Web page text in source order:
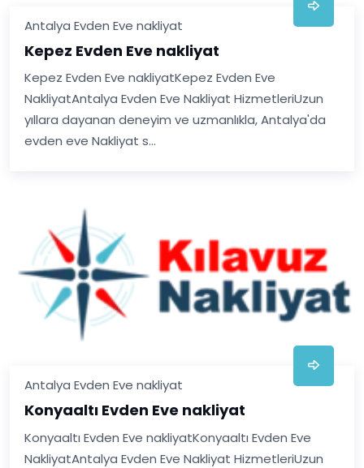
Antalya Evden Eve nakliyat
Kepez Evden Eve nakliyat
Kepez Evden Eve nakliyatKepez Evden Eve
NakliyatAntalya Evden Eve Nakliyat HizmetleriUzun
yıllara dayanan deneyim ve uzmanlıkla, Antalya'da
evden eve Nakliyat s...
Antalya Evden Eve nakliyat
Konyaaltı Evden Eve nakliyat
Konyaaltı Evden Eve nakliyatKonyaaltı Evden Eve
NakliyatAntalya Evden Eve Nakliyat HizmetleriUzun